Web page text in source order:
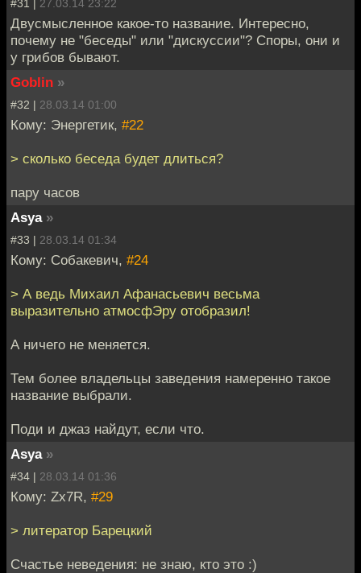
#31 | 27.03.14 23:22
Двусмысленное какое-то название. Интересно,
почему не "беседы" или "дискуссии"? Споры, они и
у грибов бывают.
Goblin »
#32 | 28.03.14 01:00
Кому: Энергетик, #22
> сколько беседа будет длиться?
пару часов
Asya »
#33 | 28.03.14 01:34
Кому: Собакевич, #24
> А ведь Михаил Афанасьевич весьма
выразительно атмосфЭру отобразил!
А ничего не меняется.
Тем более владельцы заведения намеренно такое
название выбрали.
Поди и джаз найдут, если что.
Asya »
#34 | 28.03.14 01:36
Кому: Zx7R, #29
> литератор Барецкий
Счастье неведения: не знаю, кто это :)